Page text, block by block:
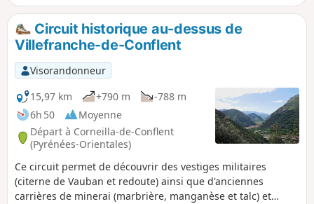
Circuit historique au-dessus de
Villefranche-de-Conflent
Visorandonneur
15,97 km
+790 m
-788 m
6h 50
Moyenne
Départ à Corneilla-de-Conflent
(Pyrénées-Orientales)
Ce circuit permet de découvrir des vestiges militaires
(citerne de Vauban et redoute) ainsi que d'anciennes
carrières de minerai (marbrière, manganèse et talc) et